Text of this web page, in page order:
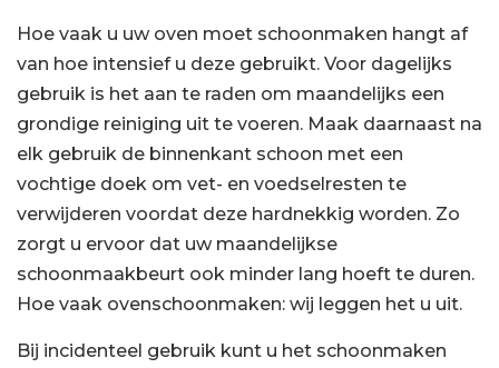
Hoe vaak u uw oven moet schoonmaken hangt af
van hoe intensief u deze gebruikt. Voor dagelijks
gebruik is het aan te raden om maandelijks een
grondige reiniging uit te voeren. Maak daarnaast na
elk gebruik de binnenkant schoon met een
vochtige doek om vet- en voedselresten te
verwijderen voordat deze hardnekkig worden. Zo
zorgt u ervoor dat uw maandelijkse
schoonmaakbeurt ook minder lang hoeft te duren.
Hoe vaak ovenschoonmaken: wij leggen het u uit.
Bij incidenteel gebruik kunt u het schoonmaken